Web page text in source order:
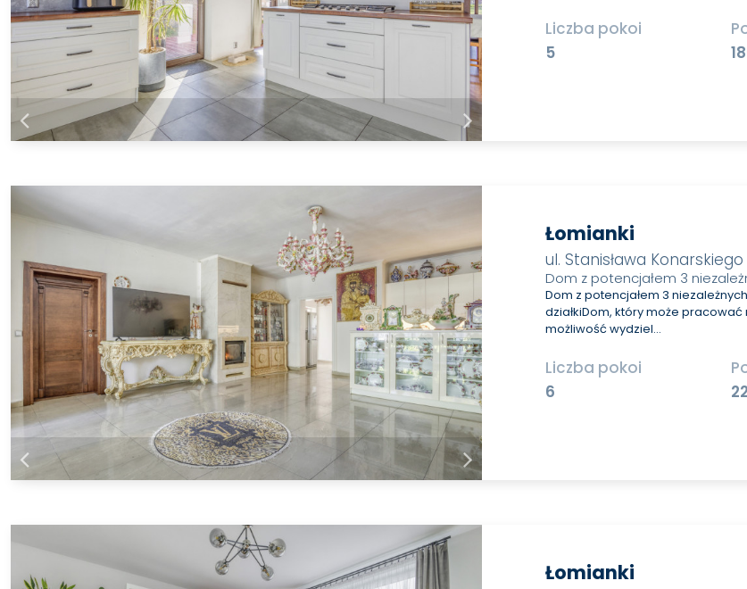
Liczba pokoi
5
Łomianki
ul. Stanisława Konarskiego
Dom z potencjałem 3
Dom z potencjałem 3
działkiDom, który może
możliwość wydziel…
Liczba pokoi
6
Łomianki